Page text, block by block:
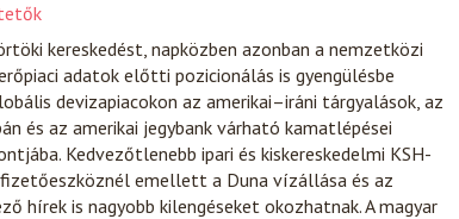
kereskedést, napközben azonban a nemzetközi
adatok előtti pozicionálás is gyengülésbe
devizapiacokon az amerikai–iráni tárgyalások, az
és az amerikai jegybank várható kamatlépései
Kedvezőtlenebb ipari és kiskereskedelmi KSH-
emellett a Duna vízállása és az
hírek is nagyobb kilengéseket okozhatnak. A magyar